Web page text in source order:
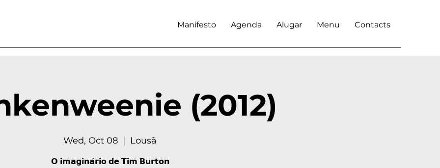
Manifesto Agenda Alugar Menu Contacts
(2012)
Wed, Oct 08
  |
Lousã
𝗢 𝗶𝗺𝗮𝗴𝗶𝗻𝗮́𝗿𝗶𝗼 𝗱𝗲 𝗧𝗶𝗺 𝗕𝘂𝗿𝘁𝗼𝗻